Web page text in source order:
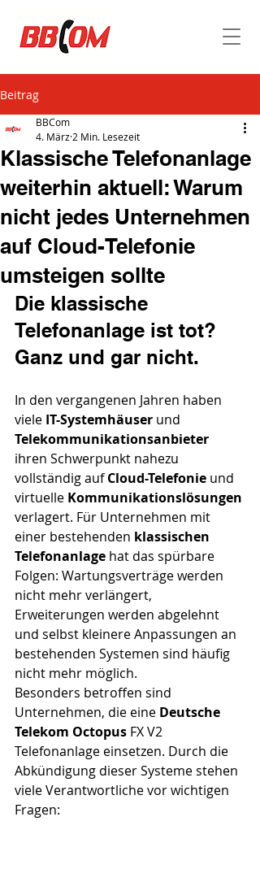
Beitrag
Klassische Telefonanlage
weiterhin aktuell: Warum
nicht jedes Unternehmen
auf Cloud-Telefonie
umsteigen sollte
BBCom
4. März 2 Min. Lesezeit
Die klassische
Telefonanlage ist tot?
Ganz und gar nicht.
In den vergangenen Jahren haben
viele IT-Systemhäuser und
Telekommunikationsanbieter
ihren Schwerpunkt nahezu
vollständig auf Cloud-Telefonie und
virtuelle Kommunikationslösungen
verlagert. Für Unternehmen mit
einer bestehenden klassischen
Telefonanlage hat das spürbare
Folgen: Wartungsverträge werden
nicht mehr verlängert,
Erweiterungen werden abgelehnt
und selbst kleinere Anpassungen an
bestehenden Systemen sind häufig
nicht mehr möglich.
Besonders betroffen sind
Unternehmen, die eine Deutsche
Telekom Octopus FX V2
Telefonanlage einsetzen. Durch die
Abkündigung dieser Systeme stehen
viele Verantwortliche vor wichtigen
Fragen: